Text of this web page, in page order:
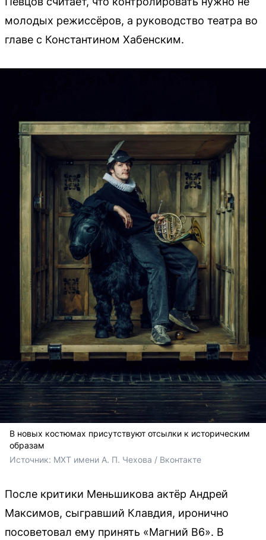
молодых режиссёров, а руководство театра во
главе с Константином Хабенским.
В новых костюмах присутствуют отсылки к историческим
образам
Источник: МХТ имени А. П. Чехова / Вконтакте
После критики Меньшикова актёр Андрей
Максимов, сыгравший Клавдия, иронично
посоветовал ему принять «Магний B6». В